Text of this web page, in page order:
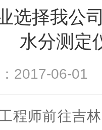
选择我公
水分测定
：2017-06-
程师前往吉